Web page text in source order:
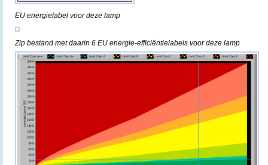
EU energielabel voor deze lamp
Zip bestand met daarin 6 EU energie-efficiëntielabels voor deze lamp